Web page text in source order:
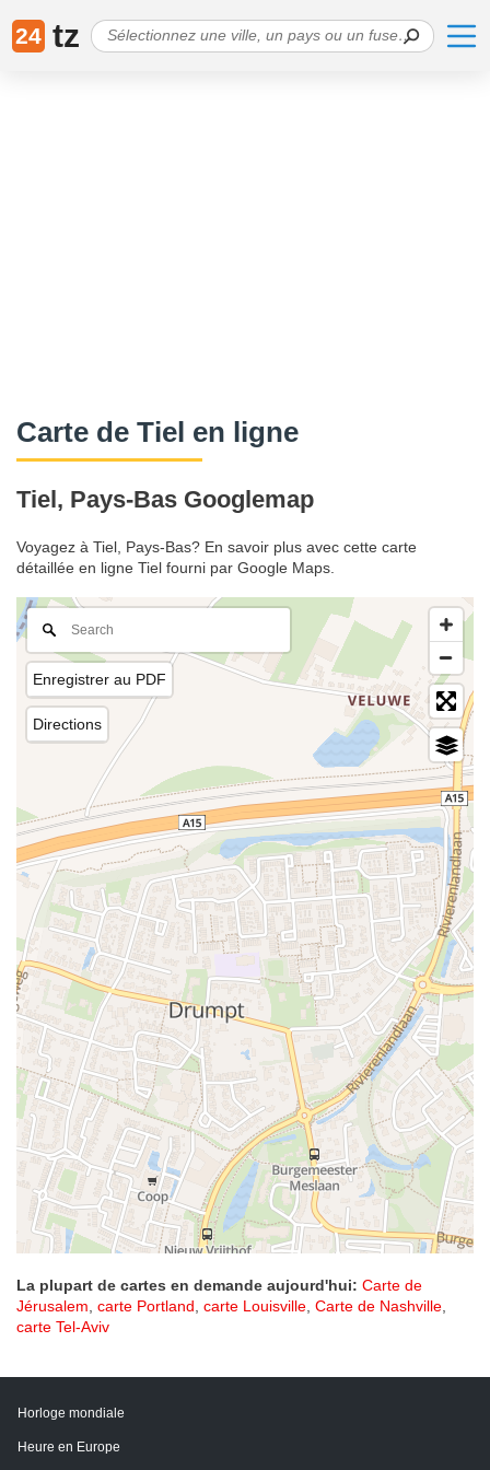
24 tz
Сarte de Tiel en ligne
Tiel, Pays-Bas Googlemap
Voyagez à Tiel, Pays-Bas? En savoir plus avec cette carte
détaillée en ligne Tiel fourni par Google Maps.
Enregistrer au PDF
Directions
La plupart de cartes en demande aujourd'hui: Carte de
Jérusalem, carte Portland, carte Louisville, Carte de Nashville,
carte Tel-Aviv
Horloge mondiale
Heure en Europe